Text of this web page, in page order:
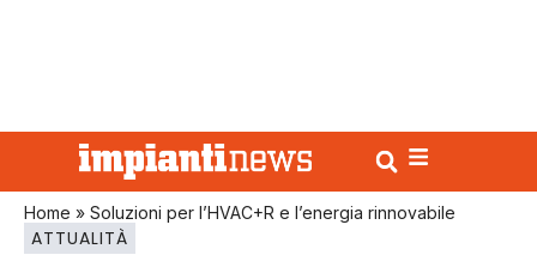
Home » Soluzioni per l’HVAC+R e l’energia rinnovabile
ATTUALITÀ